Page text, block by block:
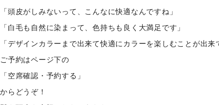
「頭皮がしみないって、こんなに快適なんですね」
「白毛も自然に染まって、色持ちも良く大満足です」
「デザインカラーまで出来て快適にカラーを楽しむことが出
ご予約はページ下の
「空席確認・予約する」
からどうぞ！